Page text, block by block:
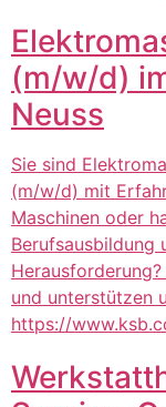
(m/w/d)
Neuss
Sie sind
(m/w/d) mit
Maschinen oder
Berufsausbildung
und unterstützen
https://